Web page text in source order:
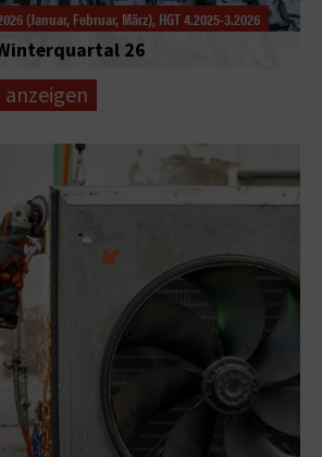
26
(Januar, Februar, März), HGT 4.2025-3.2026